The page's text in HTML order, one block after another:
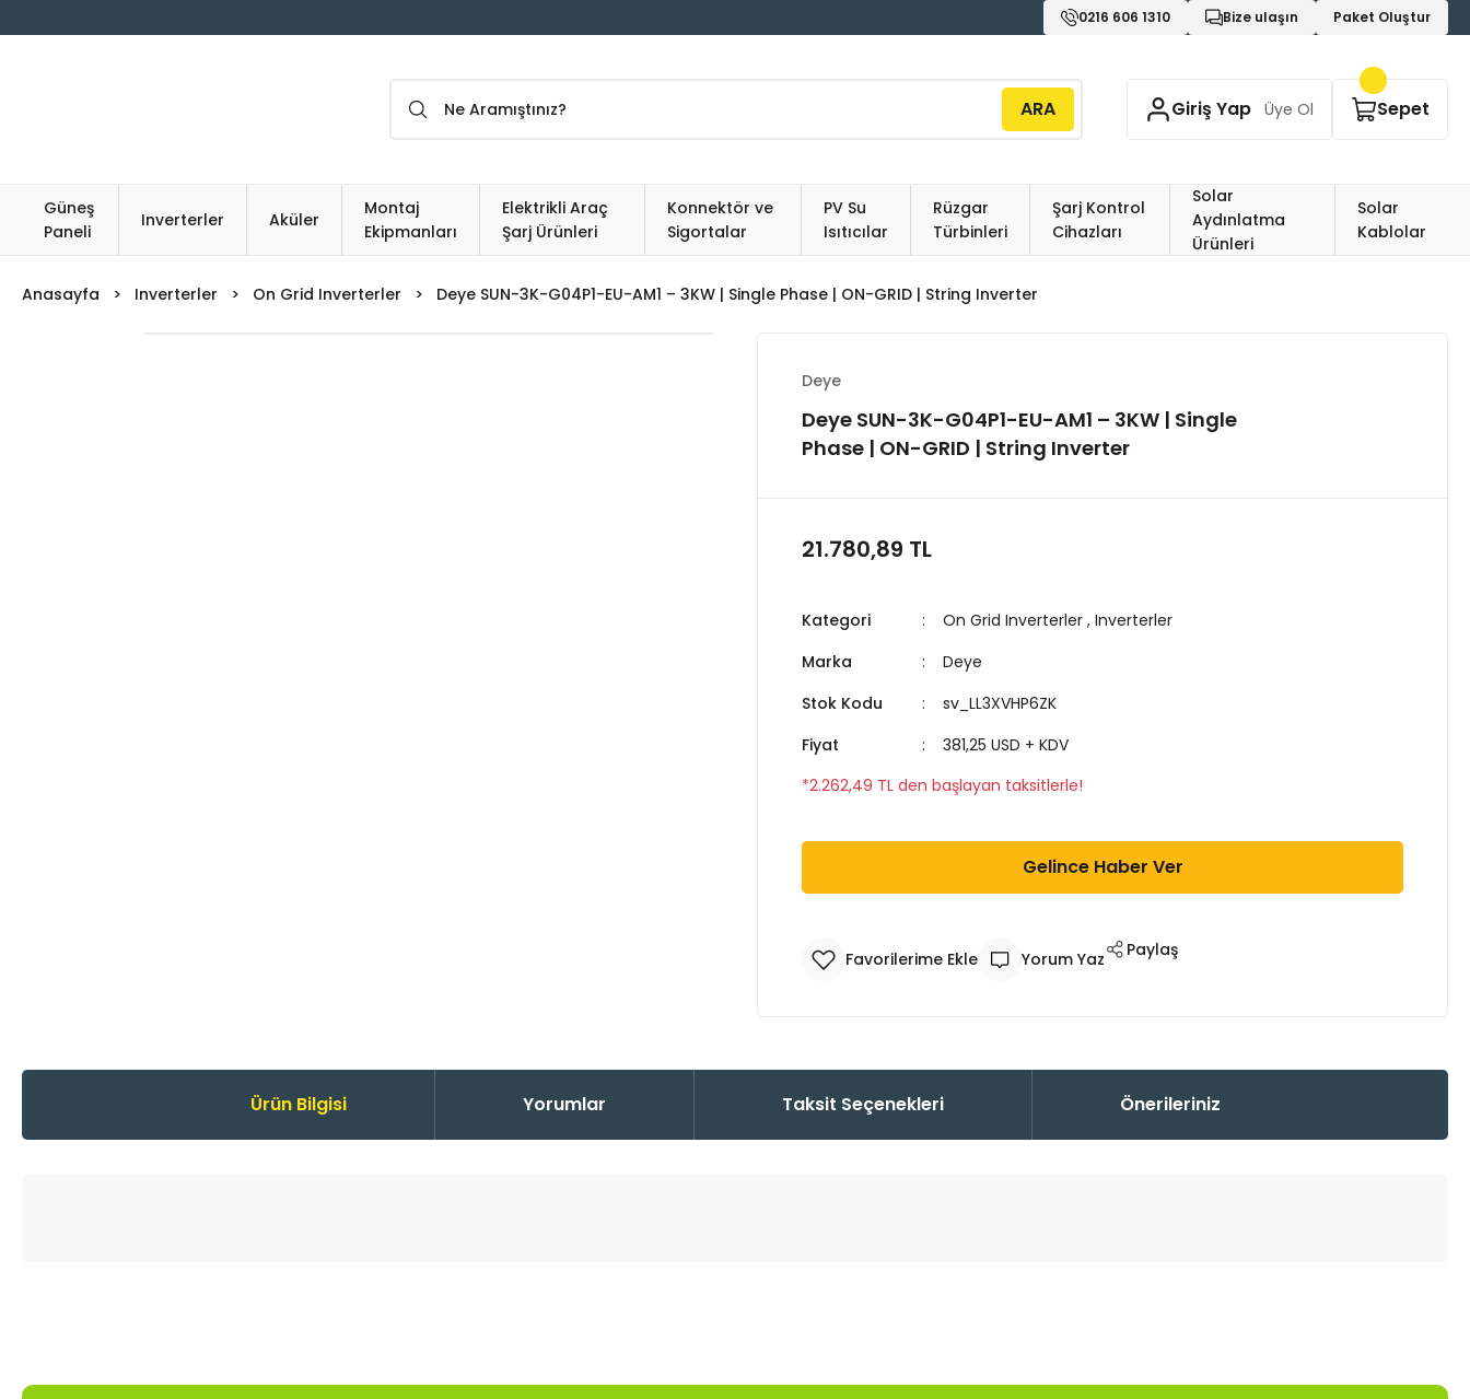
0216 606 1310 Bize ulaşın Paket Oluştur
ARA Giriş Yap Üye Ol Sepet
Güneş
Paneli
Inverterler Aküler
Montaj
Ekipmanları
Elektrikli Araç
Şarj Ürünleri
Konnektör ve
Sigortalar
PV Su
Isıtıcılar
Rüzgar
Türbinleri
Şarj Kontrol
Cihazları
Solar
Aydınlatma
Ürünleri
Solar
Kablolar
Anasayfa Inverterler On Grid Inverterler Deye SUN-3K-G04P1-EU-AM1 – 3KW | Single Phase | ON-GRID | String Inverter
Deye
Deye SUN-3K-G04P1-EU-AM1 – 3KW | Single
Phase | ON-GRID | String Inverter
21.780,89 TL
Kategori On Grid Inverterler , Inverterler
Marka
Deye
Stok Kodu
sv_LL3XVHP6ZK
Fiyat
381,25 USD + KDV
*2.262,49 TL den başlayan taksitlerle!
Gelince Haber Ver
Yorum Yaz Paylaş
Ürün Bilgisi Yorumlar Taksit Seçenekleri Önerileriniz